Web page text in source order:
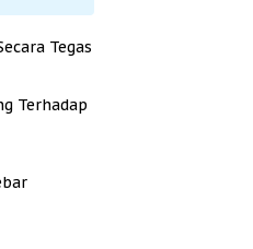
Tegas
Terhadap